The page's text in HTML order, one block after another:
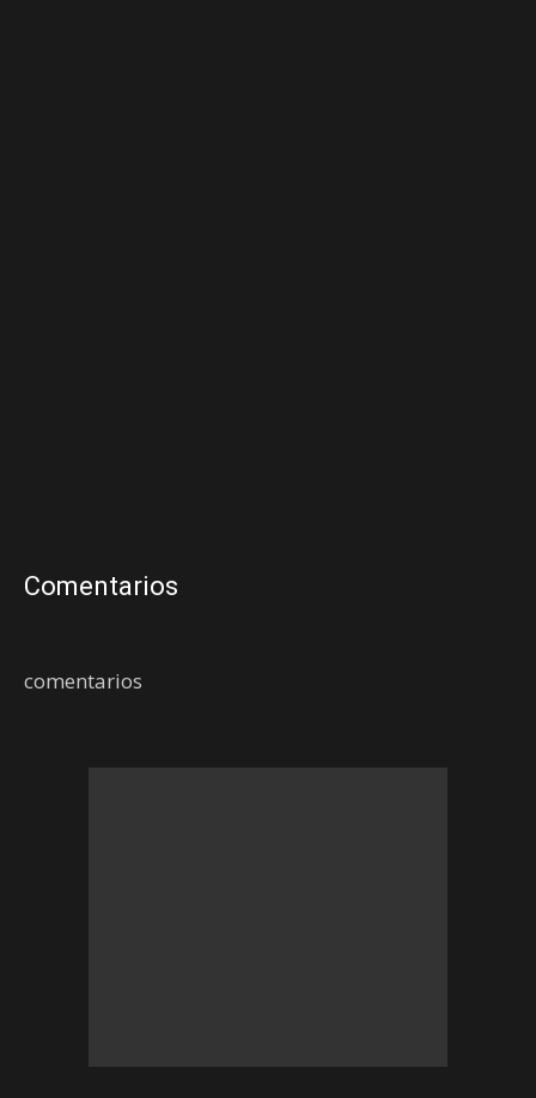
Comentarios
comentarios